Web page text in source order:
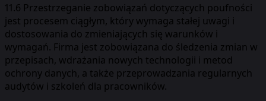
11.6 Przestrzeganie zobowiązań dotyczących poufności
jest procesem ciągłym, który wymaga stałej uwagi i
dostosowania do zmieniających się warunków i
wymagań. Firma jest zobowiązana do śledzenia zmian w
przepisach, wdrażania nowych technologii i metod
ochrony danych, a także przeprowadzania regularnych
audytów i szkoleń dla pracowników.